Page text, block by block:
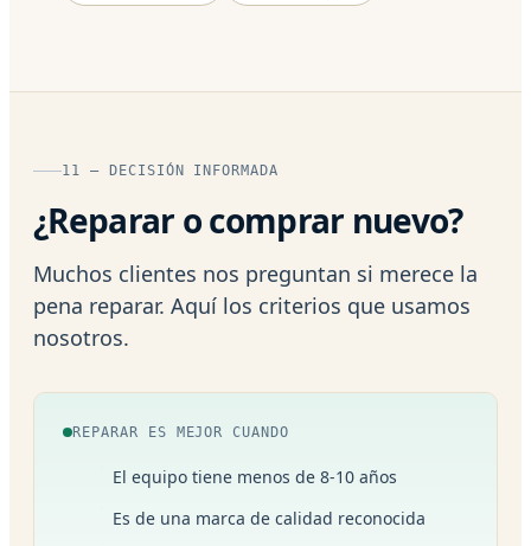
11 — DECISIÓN INFORMADA
¿Reparar o comprar nuevo?
Muchos clientes nos preguntan si merece la
pena reparar. Aquí los criterios que usamos
nosotros.
REPARAR ES MEJOR CUANDO
El equipo tiene menos de 8-10 años
Es de una marca de calidad reconocida